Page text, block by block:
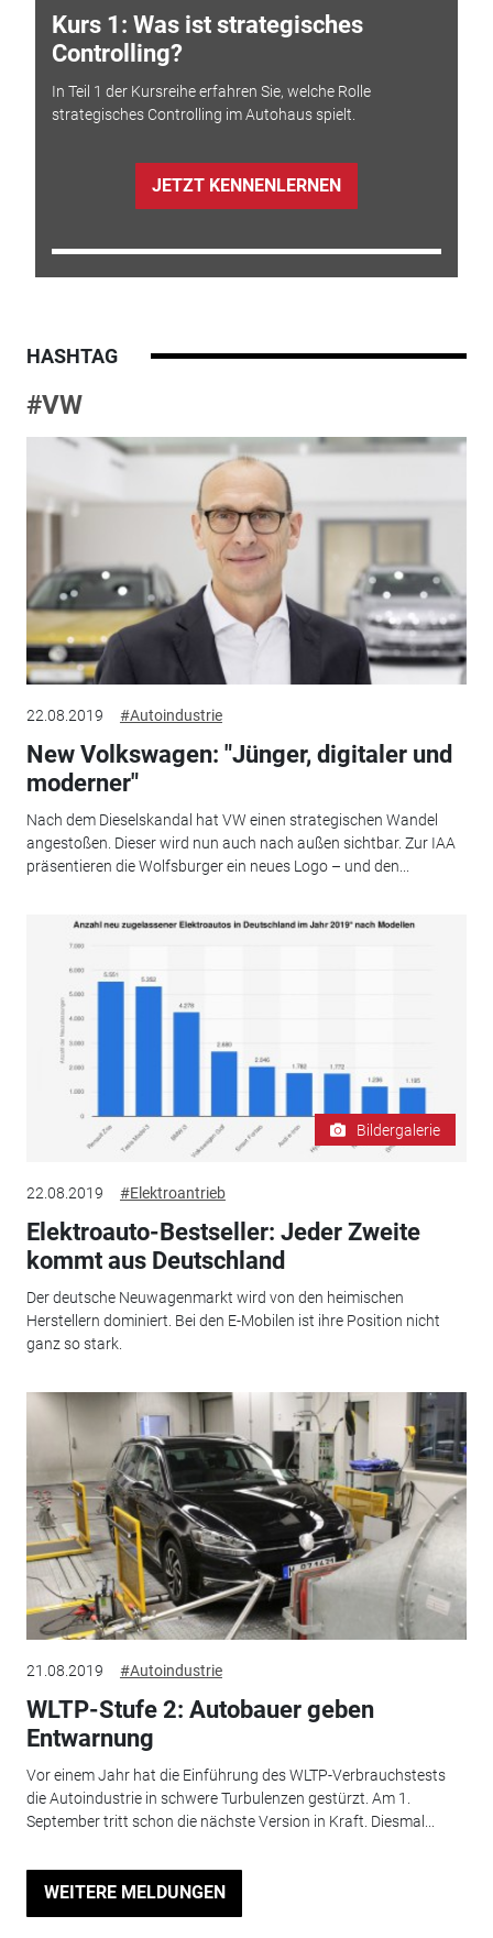
Kurs 1: Was ist strategisches
Controlling?
In Teil 1 der Kursreihe erfahren Sie, welche Rolle
strategisches Controlling im Autohaus spielt.
JETZT KENNENLERNEN
HASHTAG
#VW
22.08.2019 #Autoindustrie
New Volkswagen: "Jünger, digitaler und
moderner"
Nach dem Dieselskandal hat VW einen strategischen Wandel
angestoßen. Dieser wird nun auch nach außen sichtbar. Zur IAA
präsentieren die Wolfsburger ein neues Logo – und den...
Bildergalerie
22.08.2019 #Elektroantrieb
Elektroauto-Bestseller: Jeder Zweite
kommt aus Deutschland
Der deutsche Neuwagenmarkt wird von den heimischen
Herstellern dominiert. Bei den E-Mobilen ist ihre Position nicht
ganz so stark.
21.08.2019 #Autoindustrie
WLTP-Stufe 2: Autobauer geben
Entwarnung
Vor einem Jahr hat die Einführung des WLTP-Verbrauchstests
die Autoindustrie in schwere Turbulenzen gestürzt. Am 1.
September tritt schon die nächste Version in Kraft. Diesmal...
WEITERE MELDUNGEN